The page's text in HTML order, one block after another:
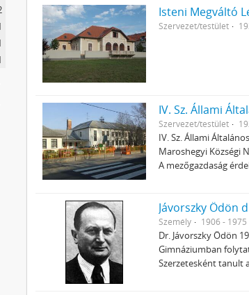
Isteni Megváltó
Szervezet/testület
IV. Sz. Állami
Szervezet/testület
IV. Sz. Állami
Maroshegyi Községi
A mezőgazdaság
Jávorszky Ödön
Személy 1906 - 1975
Dr. Jávorszky Ödön
Gimnáziumban
Szerzetesként tanult